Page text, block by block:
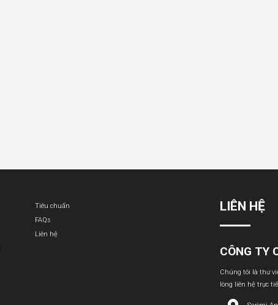
Tiêu chuẩn
FAQs
Liên hệ
LIÊN HỆ
CÔNG TY
Chúng tôi là thư
lòng liên hệ trực